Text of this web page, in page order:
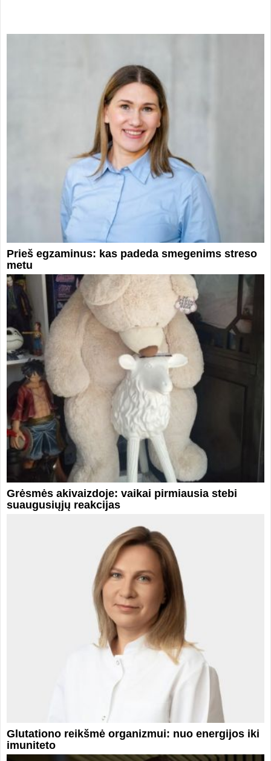
Prieš egzaminus: kas padeda smegenims streso
metu
Grėsmės akivaizdoje: vaikai pirmiausia stebi
suaugusiųjų reakcijas
Glutationo reikšmė organizmui: nuo energijos iki
imuniteto